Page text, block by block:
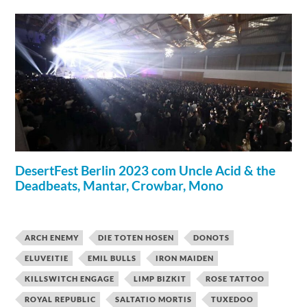
DesertFest Berlin 2023 com Uncle Acid & the
Deadbeats, Mantar, Crowbar, Mono
ARCH ENEMY DIE TOTEN HOSEN DONOTS
ELUVEITIE EMIL BULLS IRON MAIDEN
KILLSWITCH ENGAGE LIMP BIZKIT ROSE TATTOO
ROYAL REPUBLIC SALTATIO MORTIS TUXEDOO